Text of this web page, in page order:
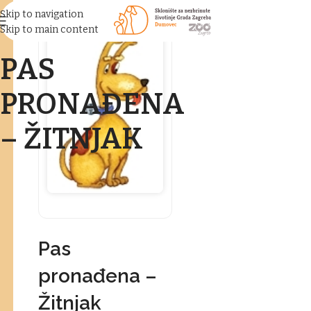
Skip to navigation
Skip to main content
PAS
PRONAĐENA
– ŽITNJAK
Pas
pronađena –
Žitnjak